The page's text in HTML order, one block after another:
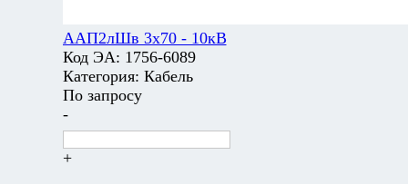
ААП2лШв 3х70 - 10кВ
Код ЭА: 1756-6089
Категория: Кабель
По запросу
-
+